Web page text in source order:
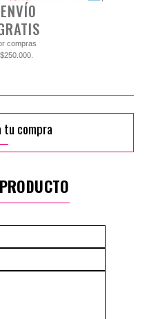
ENVÍO
compras
tu compra